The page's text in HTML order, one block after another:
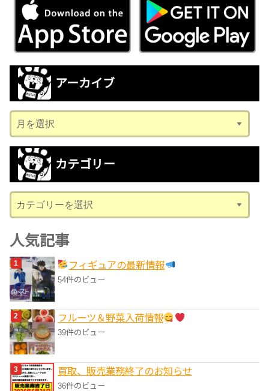
アーカイブ
ー
カ
ブ
カテゴリー
テ
ゴ
リ
ー
人気記事
フィギュアの最新情報
54件のビュー
フルーツ＆野菜入荷情報
39件のビュー
買取、販売業務終了のお知らせ
36件のビュー